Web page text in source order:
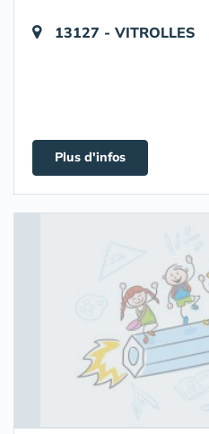
13127 - VITROLLES
Plus d'infos